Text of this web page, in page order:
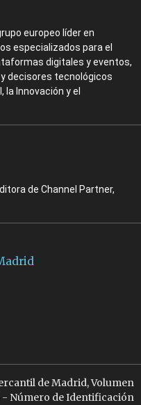
europeo líder en
especializados para el
digitales y eventos,
decisores tecnológicos
Innovación y el
de Channel Partner,
de Madrid, Volumen
- Número de Identificación